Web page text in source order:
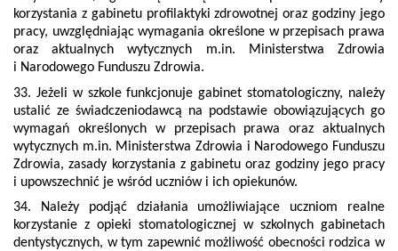
korzystania z gabinetu profilaktyki zdrowotnej oraz godziny jego
pracy, uwzględniając wymagania określone w przepisach prawa
oraz aktualnych wytycznych m.in. Ministerstwa Zdrowia
i Narodowego Funduszu Zdrowia.
33. Jeżeli w szkole funkcjonuje gabinet stomatologiczny, należy
ustalić ze świadczeniodawcą na podstawie obowiązujących go
wymagań określonych w przepisach prawa oraz aktualnych
wytycznych m.in. Ministerstwa Zdrowia i Narodowego Funduszu
Zdrowia, zasady korzystania z gabinetu oraz godziny jego pracy
i upowszechnić je wśród uczniów i ich opiekunów.
34. Należy podjąć działania umożliwiające uczniom realne
korzystanie z opieki stomatologicznej w szkolnych gabinetach
dentystycznych, w tym zapewnić możliwość obecności rodzica w